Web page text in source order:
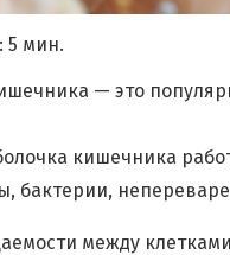
5 мин.
— это
кишечника
бактерии,
между